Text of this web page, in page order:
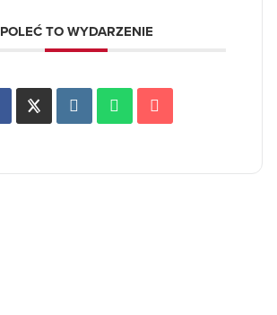
POLEĆ TO WYDARZENIE